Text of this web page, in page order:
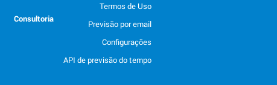
Termos de Uso
Previsão por email
Configurações
API de previsão do tempo
Consultoria